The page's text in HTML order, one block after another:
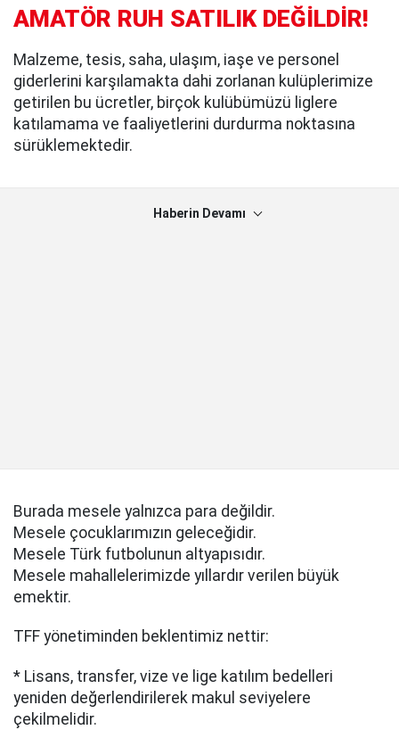
AMATÖR RUH SATILIK DEĞİLDİR!
Malzeme, tesis, saha, ulaşım, iaşe ve personel
giderlerini karşılamakta dahi zorlanan kulüplerimize
getirilen bu ücretler, birçok kulübümüzü liglere
katılamama ve faaliyetlerini durdurma noktasına
sürüklemektedir.
Haberin Devamı
Burada mesele yalnızca para değildir.
Mesele çocuklarımızın geleceğidir.
Mesele Türk futbolunun altyapısıdır.
Mesele mahallelerimizde yıllardır verilen büyük
emektir.
TFF yönetiminden beklentimiz nettir:
* Lisans, transfer, vize ve lige katılım bedelleri
yeniden değerlendirilerek makul seviyelere
çekilmelidir.